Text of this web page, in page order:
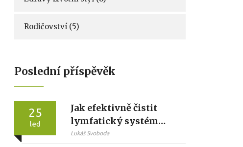
Rodičovství (5)
Poslední příspěvěk
25
led
Jak efektivně čistit
lymfatický systém
přirozenou cestou
Lukáš Svoboda